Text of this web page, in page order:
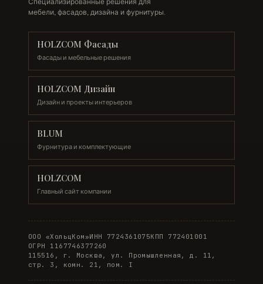
мебели, фасадов, дизайна и фурнитуры.
HOLZCOM Фасады
Фасады и мебельные решения
HOLZCOM Дизайн
Дизайн и проекты интерьеров
BLUM
Фурнитура и комплектующие
HOLZCOM
Главный сайт компании
ООО «ХольцКом»ИНН 7724361075КПП 772401001
ОГРН 1167746377260
115516, г. Москва, ул. Промышленная, д. 11,
стр. 3, комн. 21, пом. I